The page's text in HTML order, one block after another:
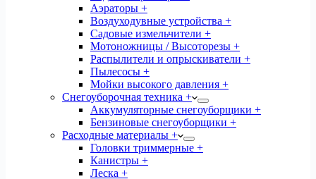
Аэраторы +
Воздуходувные устройства +
Садовые измельчители +
Мотоножницы / Высоторезы +
Распылители и опрыскиватели +
Пылесосы +
Мойки высокого давления +
Снегоуборочная техника +
Аккумуляторные снегоуборщики +
Бензиновые снегоуборщики +
Расходные материалы +
Головки триммерные +
Канистры +
Леска +